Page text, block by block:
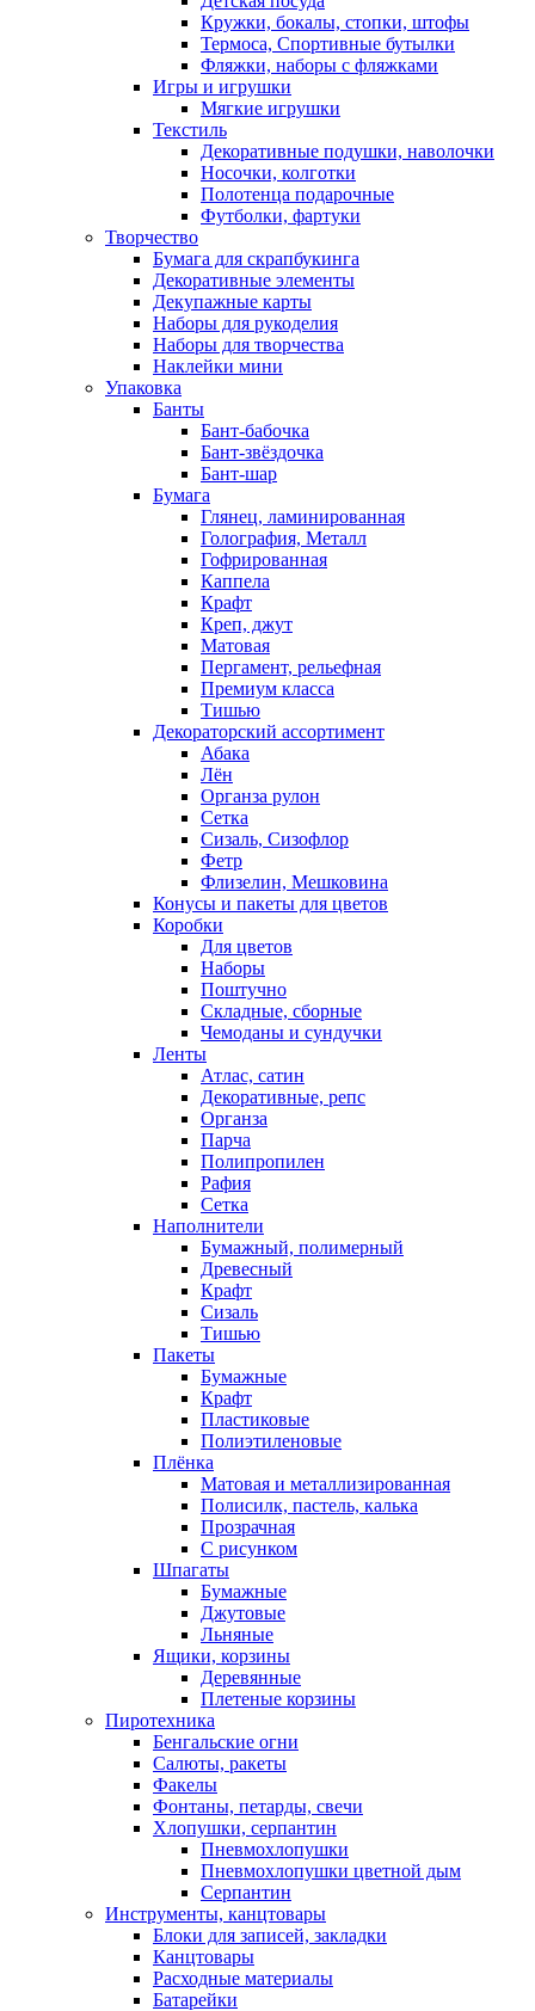
Кружки, бокалы, стопки, штофы
Термоса, Спортивные бутылки
Фляжки, наборы с фляжками
Игры и игрушки
Мягкие игрушки
Текстиль
Декоративные подушки, наволочки
Носочки, колготки
Полотенца подарочные
Футболки, фартуки
Творчество
Бумага для скрапбукинга
Декоративные элементы
Декупажные карты
Наборы для рукоделия
Наборы для творчества
Наклейки мини
Упаковка
Банты
Бант-бабочка
Бант-звёздочка
Бант-шар
Бумага
Глянец, ламинированная
Голография, Металл
Гофрированная
Каппела
Крафт
Креп, джут
Матовая
Пергамент, рельефная
Премиум класса
Тишью
Декораторский ассортимент
Абака
Лён
Органза рулон
Сетка
Сизаль, Сизофлор
Фетр
Флизелин, Мешковина
Конусы и пакеты для цветов
Коробки
Для цветов
Наборы
Поштучно
Складные, сборные
Чемоданы и сундучки
Ленты
Атлас, сатин
Декоративные, репс
Органза
Парча
Полипропилен
Рафия
Сетка
Наполнители
Бумажный, полимерный
Древесный
Крафт
Сизаль
Тишью
Пакеты
Бумажные
Крафт
Пластиковые
Полиэтиленовые
Плёнка
Матовая и металлизированная
Полисилк, пастель, калька
Прозрачная
С рисунком
Шпагаты
Бумажные
Джутовые
Льняные
Ящики, корзины
Деревянные
Плетеные корзины
Пиротехника
Бенгальские огни
Салюты, ракеты
Факелы
Фонтаны, петарды, свечи
Хлопушки, серпантин
Пневмохлопушки
Пневмохлопушки цветной дым
Серпантин
Инструменты, канцтовары
Блоки для записей, закладки
Канцтовары
Расходные материалы
Батарейки